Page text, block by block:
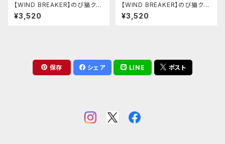
【WIND BREAKER】のび猫クッ
ション（杉下 京太郎）
¥3,520
【WIND BREAKER】のび猫クッ
ション（桐生 三輝）
¥3,520
保存 シェア LINE ポスト